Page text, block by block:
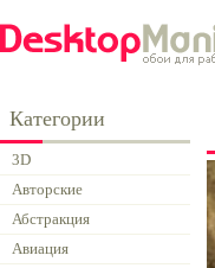
Категории
3D
Авторские
Абстракция
Авиация